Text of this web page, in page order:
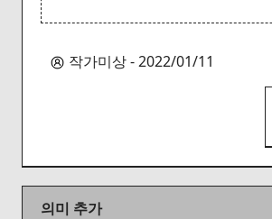
작가미상 - 2022/01/11
의미 추가